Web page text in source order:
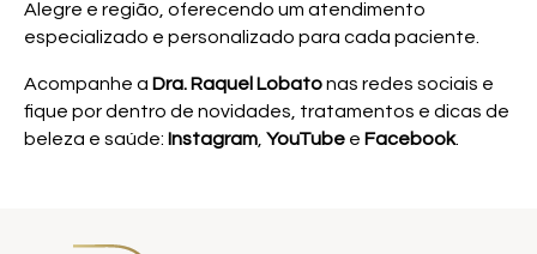
Alegre e região, oferecendo um atendimento
especializado e personalizado para cada paciente.
Acompanhe a Dra. Raquel Lobatonas redes sociais e
fique por dentro de novidades, tratamentos e dicas de
beleza e saúde: Instagram YouTube e Facebook.